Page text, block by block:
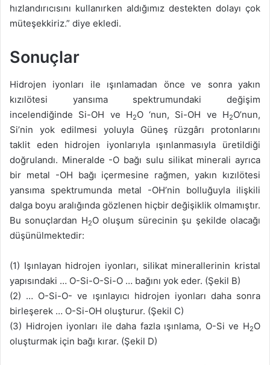
hızlandırıcısını kullanırken aldığımız destekten dolayı çok
müteşekkiriz.” diye ekledi.
Sonuçlar
Hidrojen iyonları ile ışınlamadan önce ve sonra yakın
kızılötesi yansıma spektrumundaki değişim
incelendiğinde Si-OH ve H2O ‘nun, Si-OH ve H2O’nun,
Si’nin yok edilmesi yoluyla Güneş rüzgârı protonlarını
taklit eden hidrojen iyonlarıyla ışınlanmasıyla üretildiği
doğrulandı. Mineralde -O bağı sulu silikat minerali ayrıca
bir metal -OH bağı içermesine rağmen, yakın kızılötesi
yansıma spektrumunda metal -OH’nin bolluğuyla ilişkili
dalga boyu aralığında gözlenen hiçbir değişiklik olmamıştır.
Bu sonuçlardan H2O oluşum sürecinin şu şekilde olacağı
düşünülmektedir:
(1) Işınlayan hidrojen iyonları, silikat minerallerinin kristal
yapısındaki … O-Si-O-Si-O … bağını yok eder. (Şekil B)
(2) … O-Si-O- ve ışınlayıcı hidrojen iyonları daha sonra
birleşerek … O-Si-OH oluşturur. (Şekil C)
(3) Hidrojen iyonları ile daha fazla ışınlama, O-Si ve H2O
oluşturmak için bağı kırar. (Şekil D)